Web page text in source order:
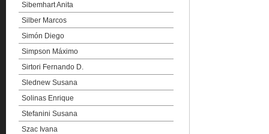
Sibemhart Anita
Silber Marcos
Simón Diego
Simpson Máximo
Sirtori Fernando D.
Slednew Susana
Solinas Enrique
Stefanini Susana
Szac Ivana